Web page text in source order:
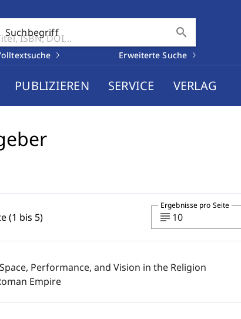
Suchbegriff search
Erweiterte Suche
PUBLIZIEREN SERVICE VERLAG
(1 bis 5) subject 10
Ergebnisse pro Seite
Performance, and Vision in the Religion
Empire